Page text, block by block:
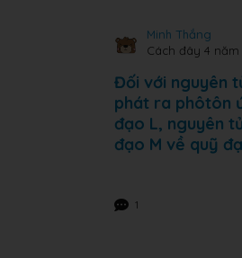
Minh Thắng
Cách đây 4 năm
Đối với nguyên
phát ra phôtôn
đạo L, nguyên
đạo M về quỹ
1